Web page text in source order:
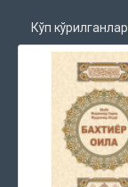
Кўп кўрилганлар